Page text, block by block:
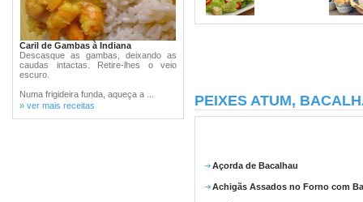
Caril de Gambas à Indiana
Descasque as gambas, deixando as
caudas intactas. Retire-lhes o veio
escuro.
Numa frigideira funda, aqueça a ...
» ver mais receitas
PEIXES ATUM,
Açorda de Bacalhau
Achigãs Assados no Forno com